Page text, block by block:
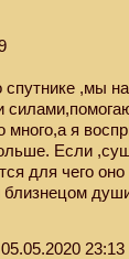
,мы
много,а я
Если
для чего оно
05.05.2020 23:13